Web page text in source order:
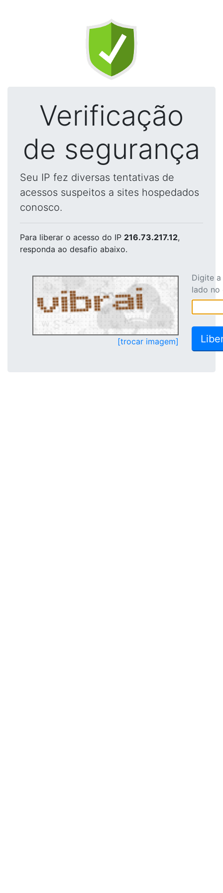
Verificação
de segurança
Seu IP fez diversas tentativas de
acessos suspeitos a sites hospedados
conosco.
Para liberar o acesso do IP 216.73.217.12,
responda ao desafio abaixo.
[trocar imagem]
Digite
lado no